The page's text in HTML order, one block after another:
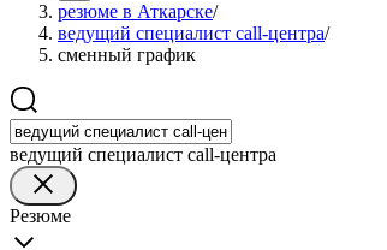
резюме в Аткарске/
ведущий специалист call-центра/
сменный график
ведущий специалист call-центра
Резюме